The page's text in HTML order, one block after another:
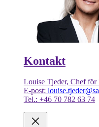
Kontakt
Louise Tjeder, Chef för
E-post:
Tel.: +46 70 782 63 74